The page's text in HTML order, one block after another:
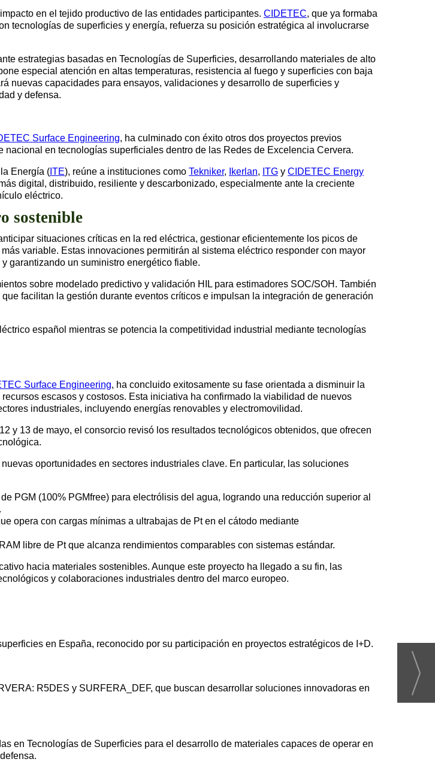
en el tejido productivo de las entidades participantes. CIDETEC, que ya formaba
tecnologías de superficies y energía, refuerza su posición estratégica al involucrarse
estrategias basadas en Tecnologías de Superficies, desarrollando materiales de alto
especial atención en altas temperaturas, resistencia al fuego y superficies con baja
nuevas capacidades para ensayos, validaciones y desarrollo de superficies y
y defensa.
Surface Engineering, ha culminado con éxito otros dos proyectos previos
en tecnologías superficiales dentro de las Redes de Excelencia Cervera.
Energía ( ITE), reúne a instituciones como Tekniker, Ikerlan, ITG y CIDETEC Energy
digital, distribuido, resiliente y descarbonizado, especialmente ante la creciente
eléctrico.
sostenible
situaciones críticas en la red eléctrica, gestionar eficientemente los picos de
variable. Estas innovaciones permitirán al sistema eléctrico responder con mayor
garantizando un suministro energético fiable.
sobre modelado predictivo y validación HIL para estimadores SOC/SOH. También
facilitan la gestión durante eventos críticos e impulsan la integración de generación
español mientras se potencia la competitividad industrial mediante tecnologías
Surface Engineering, ha concluido exitosamente su fase orientada a disminuir la
escasos y costosos. Esta iniciativa ha confirmado la viabilidad de nuevos
industriales, incluyendo energías renovables y electromovilidad.
y 13 de mayo, el consorcio revisó los resultados tecnológicos obtenidos, que ofrecen
oportunidades en sectores industriales clave. En particular, las soluciones
PGM (100% PGMfree) para electrólisis del agua, logrando una reducción superior al
opera con cargas mínimas a ultrabajas de Pt en el cátodo mediante
libre de Pt que alcanza rendimientos comparables con sistemas estándar.
hacia materiales sostenibles. Aunque este proyecto ha llegado a su fin, las
y colaboraciones industriales dentro del marco europeo.
en España, reconocido por su participación en proyectos estratégicos de I+D.
R5DES y SURFERA_DEF, que buscan desarrollar soluciones innovadoras en
en Tecnologías de Superficies para el desarrollo de materiales capaces de operar en